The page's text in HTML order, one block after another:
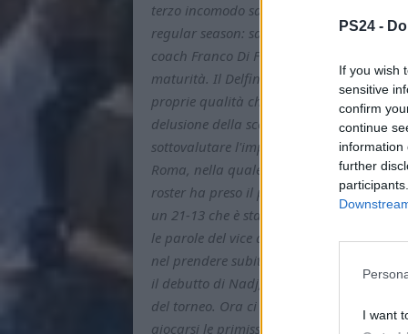
PS24 -
If you wish
sensitive
confirm
continue
information
further
I want
terzo incomodo sarà proprio l'avversario
regular season: sabato alle 17:30 alle
coach Franco Di Fulvio, che finora ha
maturità. Il Delfino in calotta si accosta
proprie qualità che la rendono la favorita
delusione della scorsa stagione
sottovalutare l'impegno. Il prologo è
Roma, nella quale ha esordito con 4
roster ha preso il posto del croato
un 21-13 che è stato un segnale
le parole del vice allenatore Giovanni
nel prendere subito il comando delle
il debutto di Nadj, un giocatore che ha
del torneo. Ora ci aspetta una partita
giocarsi le primissime posizione della